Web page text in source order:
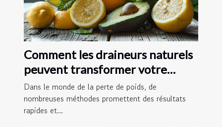
Comment les draineurs naturels
peuvent transformer votre
régime de perte de poids
Dans le monde de la perte de poids, de
nombreuses méthodes promettent des résultats
rapides et...